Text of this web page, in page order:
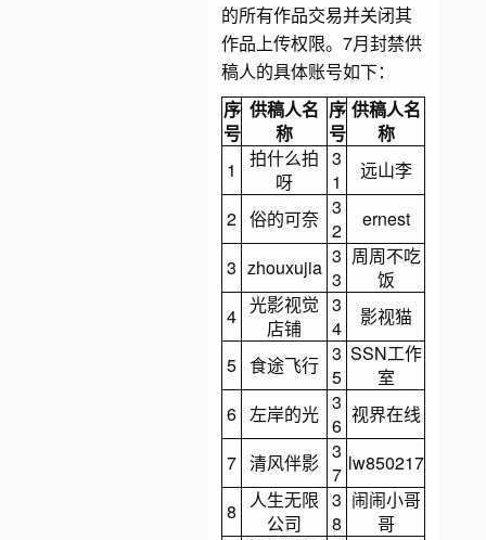
的所有作品交易并关闭其
作品上传权限。7月封禁供
稿人的具体账号如下：
序
号
供稿人名
称
序
号
供稿人名
称
1
拍什么拍
呀
3
1
远山李
2 俗的可奈 3
2
ernest
3 zhouxujia 3
3
周周不吃
饭
4 光影视觉
店铺
3
4
影视猫
5 食途飞行 3
5
SSN工作
室
6 左岸的光 3
6 视界在线
7 清风伴影 3
7 lw850217
8
人生无限
公司
3
8
闹闹小哥
哥